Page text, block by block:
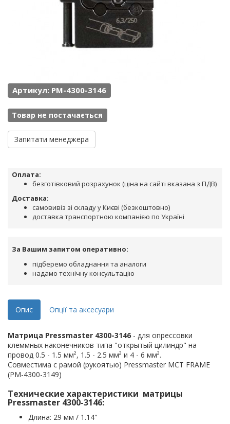
Артикул: PM-4300-3146
Товар не постачається
Запитати менеджера
Оплата:
безготівковий розрахунок (ціна на сайті вказана з ПДВ)
Доставка:
самовивіз зі складу у Києві (безкоштовно)
доставка транспортною компанією по Україні
За Вашим запитом оперативно:
підберемо обладнання та аналоги
надамо технічну консультацію
Опис Опції та аксесуари
Матрица Pressmaster 4300-3146 - для опрессовки
клеммных наконечников типа "открытый цилиндр" на
провод 0.5 - 1.5 мм², 1.5 - 2.5 мм² и 4 - 6 мм².
Совместима с рамой (рукоятью) Pressmaster MCT FRAME
(PM-4300-3149)
Технические характеристики матрицы
Pressmaster 4300-3146:
Длина: 29 мм / 1.14"